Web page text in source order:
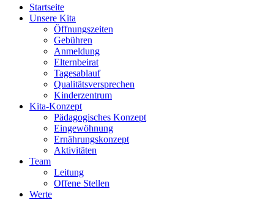
Startseite
Unsere Kita
Öffnungszeiten
Gebühren
Anmeldung
Elternbeirat
Tagesablauf
Qualitätsversprechen
Kinderzentrum
Kita-Konzept
Pädagogisches Konzept
Eingewöhnung
Ernährungskonzept
Aktivitäten
Team
Leitung
Offene Stellen
Werte